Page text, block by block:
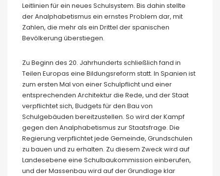
Leitlinien für ein neues Schulsystem. Bis dahin stellte
der Analphabetismus ein ernstes Problem dar, mit
Zahlen, die mehr als ein Drittel der spanischen
Bevölkerung überstiegen.
Zu Beginn des 20. Jahrhunderts schließlich fand in
Teilen Europas eine Bildungsreform statt. In Spanien ist
zum ersten Mal von einer Schulpflicht und einer
entsprechenden Architektur die Rede, und der Staat
verpflichtet sich, Budgets für den Bau von
Schulgebäuden bereitzustellen. So wird der Kampf
gegen den Analphabetismus zur Staatsfrage. Die
Regierung verpflichtet jede Gemeinde, Grundschulen
zu bauen und zu erhalten. Zu diesem Zweck wird auf
Landesebene eine Schulbaukommission einberufen,
und der Massenbau wird auf der Grundlage klar